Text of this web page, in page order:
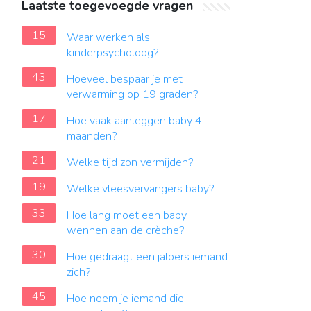
Laatste toegevoegde vragen
15
Waar werken als
kinderpsycholoog?
43
Hoeveel bespaar je met
verwarming op 19 graden?
17
Hoe vaak aanleggen baby 4
maanden?
21
Welke tijd zon vermijden?
19
Welke vleesvervangers baby?
33
Hoe lang moet een baby
wennen aan de crèche?
30
Hoe gedraagt een jaloers iemand
zich?
45
Hoe noem je iemand die